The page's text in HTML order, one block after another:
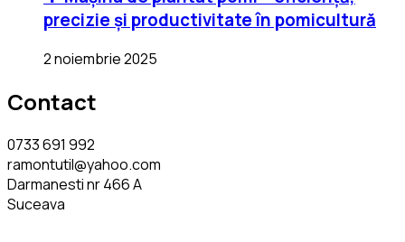
precizie și productivitate în pomicultură
2 noiembrie 2025
Contact
0733 691 992
ramontutil@yahoo.com
Darmanesti nr 466 A
Suceava